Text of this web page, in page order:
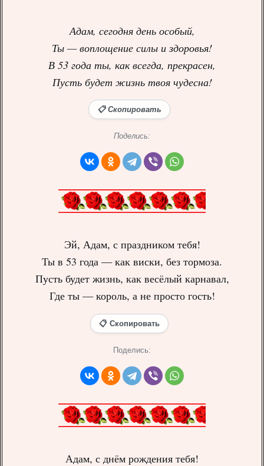
Адам, сегодня день особый,
Ты — воплощение силы и здоровья!
В 53 года ты, как всегда, прекрасен,
Пусть будет жизнь твоя чудесна!
📋 Скопировать
Поделись:
Эй, Адам, с праздником тебя!
Ты в 53 года — как виски, без тормоза.
Пусть будет жизнь, как весёлый карнавал,
Где ты — король, а не просто гость!
📋 Скопировать
Поделись:
Адам, с днём рождения тебя!